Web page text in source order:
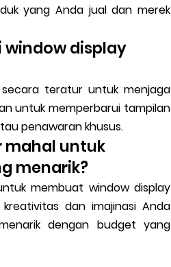
yang Anda jual dan merek
display
teratur untuk menjaga
untuk memperbarui tampilan
penawaran khusus.
mahal untuk
menarik?
membuat window display
dan imajinasi Anda
dengan budget yang